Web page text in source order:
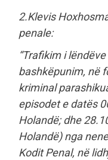
2.Klevis
penale:
“Trafikim i
bashkëpunim, në
kriminal
episodet e datës
Holandë; dhe
Holandë) nga
Kodit Penal, në